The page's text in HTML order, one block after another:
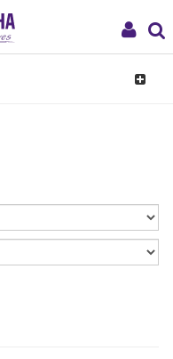
My
Toggle